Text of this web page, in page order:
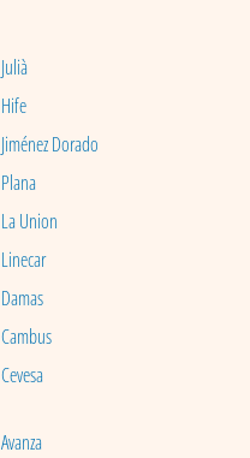
Julià
Hife
Jiménez Dorado
Plana
La Union
Linecar
Damas
Cambus
Cevesa
Avanza